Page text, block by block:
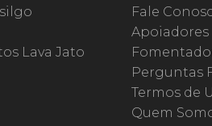
Lava Jato
Fale
Apoiadores
Perguntas
Termos de
Quem